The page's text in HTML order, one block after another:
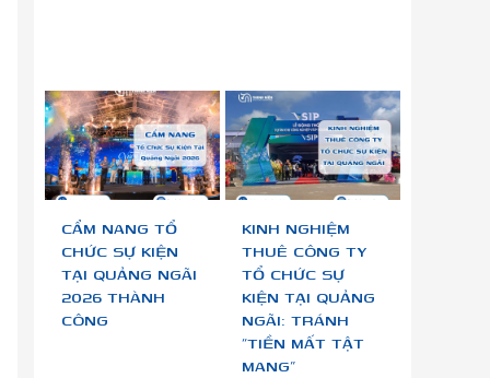
CẨM NANG TỔ
CHỨC SỰ KIỆN
TẠI QUẢNG NGÃI
2026 THÀNH
CÔNG
KINH NGHIỆM
THUÊ CÔNG TY
TỔ CHỨC SỰ
KIỆN TẠI QUẢNG
NGÃI: TRÁNH
“TIỀN MẤT TẬT
MANG”